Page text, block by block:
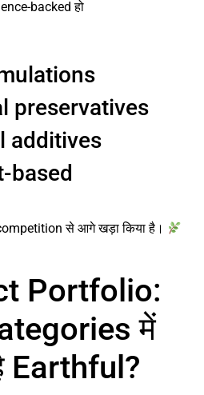
backed हो
preservatives
additives
based
competition से आगे खड़ा किया है।
Portfolio:
में
Earthful?